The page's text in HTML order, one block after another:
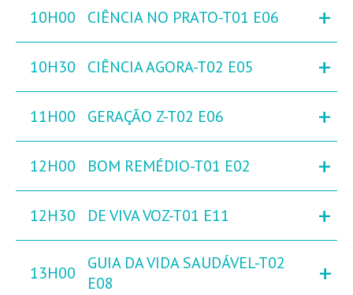
10H00 CIÊNCIA NO PRATO-T01 E06 +
10H30 CIÊNCIA AGORA-T02 E05 +
11H00 GERAÇÃO Z-T02 E06 +
12H00 BOM REMÉDIO-T01 E02 +
12H30 DE VIVA VOZ-T01 E11 +
13H00
GUIA DA VIDA SAUDÁVEL-T02
E08
+